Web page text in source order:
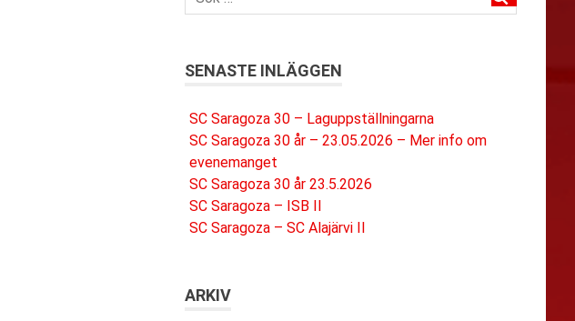
SENASTE INLÄGGEN
SC Saragoza 30 – Laguppställningarna
SC Saragoza 30 år – 23.05.2026 – Mer info om
evenemanget
SC Saragoza 30 år 23.5.2026
SC Saragoza – ISB II
SC Saragoza – SC Alajärvi II
ARKIV